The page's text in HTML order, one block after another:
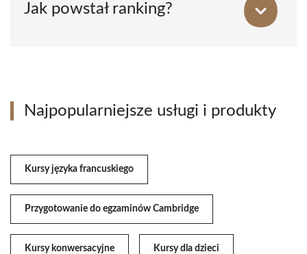
Jak powstał ranking?
Najpopularniejsze usługi i produkty
Kursy języka francuskiego
Przygotowanie do egzaminów Cambridge
Kursy konwersacyjne Kursy dla dzieci